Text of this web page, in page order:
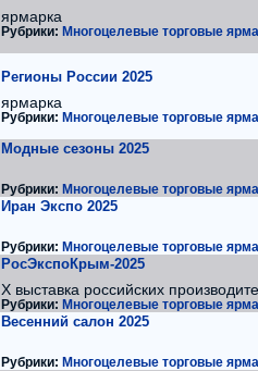
ярмарка
Рубрики: Многоцелевые торговые
Регионы России 2025
ярмарка
Рубрики: Многоцелевые торговые
Модные сезоны 2025
Рубрики: Многоцелевые торговые
Иран Экспо 2025
Рубрики: Многоцелевые торговые
РосЭкспоКрым-2025
X выставка российских
Рубрики: Многоцелевые торговые
Весенний салон 2025
Рубрики: Многоцелевые торговые